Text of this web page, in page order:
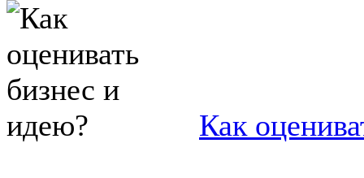
Как